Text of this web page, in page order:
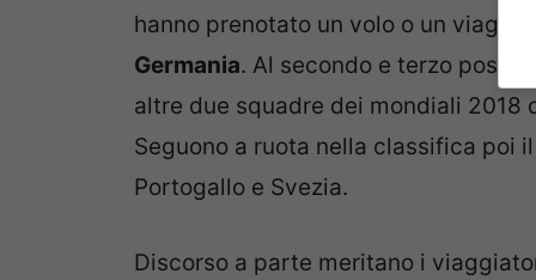
hanno prenotato un volo o un
Germania. Al secondo e terzo
altre due squadre dei mondiali 2018
Seguono a ruota nella classifica poi
Portogallo e Svezia.
Discorso a parte meritano i